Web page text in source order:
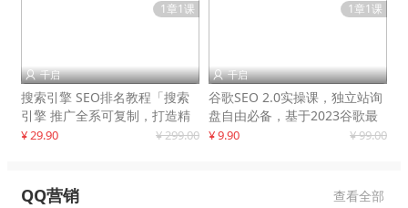
1章1课
 千启
搜索引擎 SEO排名教程「搜索
引擎 推广全系可复制，打造精
准被动流量系统
¥ 29.90 ¥ 299.00
1章1课
 千启
谷歌SEO 2.0实操课，独立站询
盘自由必备，基于2023谷歌最
新算法录制
¥ 9.90 ¥ 99.00
QQ营销 查看全部